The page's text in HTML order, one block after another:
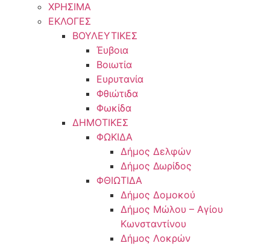
ΧΡΗΣΙΜΑ
ΕΚΛΟΓΕΣ
ΒΟΥΛΕΥΤΙΚΕΣ
Έυβοια
Βοιωτία
Ευρυτανία
Φθιώτιδα
Φωκίδα
ΔΗΜΟΤΙΚΕΣ
ΦΩΚΙΔΑ
Δήμος Δελφών
Δήμος Δωρίδος
ΦΘΙΩΤΙΔΑ
Δήμος Δομοκού
Δήμος Μώλου – Αγίου
Κωνσταντίνου
Δήμος Λοκρών